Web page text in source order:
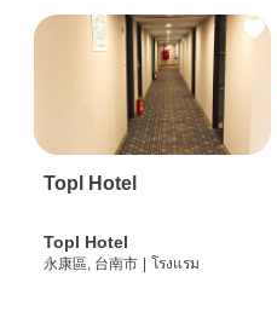
Topl Hotel
Topl Hotel
永康區, 台南市 | โรงแรม